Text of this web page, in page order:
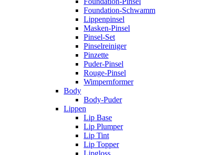
Foundation-Schwamm
Lippenpinsel
Masken-Pinsel
Pinsel-Set
Pinselreiniger
Pinzette
Puder-Pinsel
Rouge-Pinsel
Wimpernformer
Body
Body-Puder
Lippen
Lip Base
Lip Plumper
Lip Tint
Lip Topper
Lipgloss